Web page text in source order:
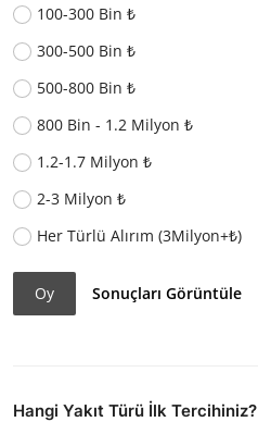
100-300 Bin ₺
300-500 Bin ₺
500-800 Bin ₺
800 Bin - 1.2 Milyon ₺
1.2-1.7 Milyon ₺
2-3 Milyon ₺
Her Türlü Alırım (3Milyon+₺)
Oy Sonuçları Görüntüle
Hangi Yakıt Türü İlk Tercihiniz?